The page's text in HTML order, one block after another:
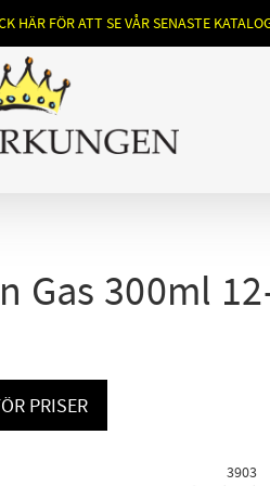
HÄR FÖR ATT SE VÅR SENASTE
Gas 300ml
PRISER
3903